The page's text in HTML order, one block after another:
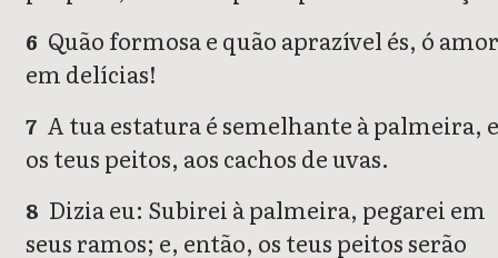
6 Quão formosa e quão aprazível és, ó
em delícias!
7 A tua estatura é semelhante à palmeira,
os teus peitos, aos cachos de uvas.
8 Dizia eu: Subirei à palmeira, pegarei em
seus ramos; e, então, os teus peitos serão